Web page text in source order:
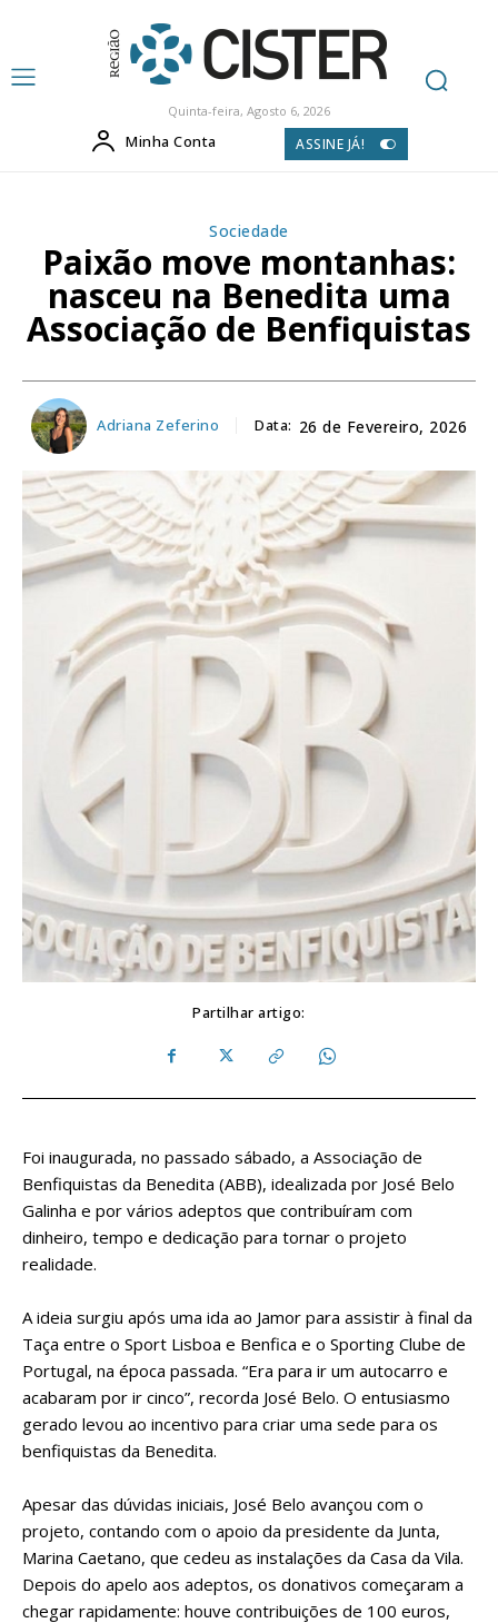
Quinta-feira, Agosto 6, 2026
Minha Conta ASSINE JÁ!
Sociedade
Paixão move montanhas:
nasceu na Benedita uma
Associação de Benfiquistas
Adriana Zeferino Data: 26 de Fevereiro, 2026
Partilhar artigo:
Foi inaugurada, no passado sábado, a Associação de
Benfiquistas da Benedita (ABB), idealizada por José Belo
Galinha e por vários adeptos que contribuíram com
dinheiro, tempo e dedicação para tornar o projeto
realidade.
A ideia surgiu após uma ida ao Jamor para assistir à final da
Taça entre o Sport Lisboa e Benfica e o Sporting Clube de
Portugal, na época passada. “Era para ir um autocarro e
acabaram por ir cinco”, recorda José Belo. O entusiasmo
gerado levou ao incentivo para criar uma sede para os
benfiquistas da Benedita.
Apesar das dúvidas iniciais, José Belo avançou com o
projeto, contando com o apoio da presidente da Junta,
Marina Caetano, que cedeu as instalações da Casa da Vila.
Depois do apelo aos adeptos, os donativos começaram a
chegar rapidamente: houve contribuições de 100 euros,